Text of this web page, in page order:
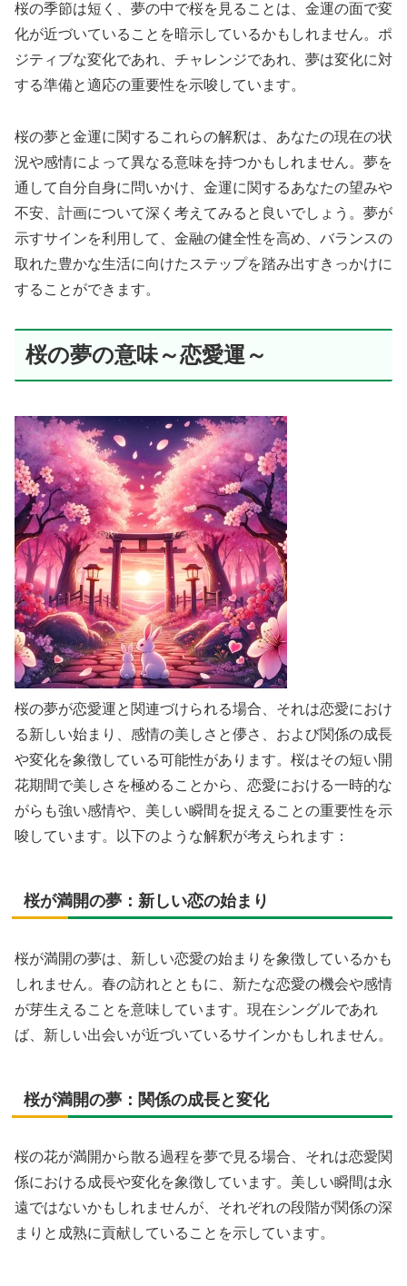
桜の季節は短く、夢の中で桜を見ることは、金運の面で変
化が近づいていることを暗示しているかもしれません。ポ
ジティブな変化であれ、チャレンジであれ、夢は変化に対
する準備と適応の重要性を示唆しています。
桜の夢と金運に関するこれらの解釈は、あなたの現在の状
況や感情によって異なる意味を持つかもしれません。夢を
通して自分自身に問いかけ、金運に関するあなたの望みや
不安、計画について深く考えてみると良いでしょう。夢が
示すサインを利用して、金融の健全性を高め、バランスの
取れた豊かな生活に向けたステップを踏み出すきっかけに
することができます。
桜の夢の意味～恋愛運～
桜の夢が恋愛運と関連づけられる場合、それは恋愛におけ
る新しい始まり、感情の美しさと儚さ、および関係の成長
や変化を象徴している可能性があります。桜はその短い開
花期間で美しさを極めることから、恋愛における一時的な
がらも強い感情や、美しい瞬間を捉えることの重要性を示
唆しています。以下のような解釈が考えられます：
桜が満開の夢：新しい恋の始まり
桜が満開の夢は、新しい恋愛の始まりを象徴しているかも
しれません。春の訪れとともに、新たな恋愛の機会や感情
が芽生えることを意味しています。現在シングルであれ
ば、新しい出会いが近づいているサインかもしれません。
桜が満開の夢：関係の成長と変化
桜の花が満開から散る過程を夢で見る場合、それは恋愛関
係における成長や変化を象徴しています。美しい瞬間は永
遠ではないかもしれませんが、それぞれの段階が関係の深
まりと成熟に貢献していることを示しています。